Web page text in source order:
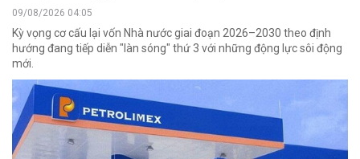
09/08/2026 04:05
Kỳ vọng cơ cấu lại vốn Nhà nước giai đoạn 2026–2030 theo định
hướng đang tiếp diễn "làn sóng" thứ 3 với những động lực sôi động
mới.